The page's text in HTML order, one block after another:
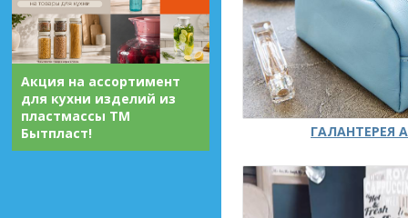
Акция на ассортимент
для кухни изделий из
пластмассы ТМ
Бытпласт!
ГАЛАНТЕРЕЯ